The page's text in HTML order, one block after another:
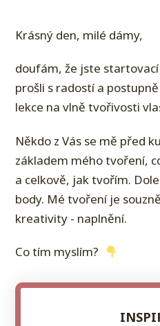
Krásný den, milé dámy,
doufám, že jste
prošli s radostí a
lekce na vlně tvořivosti
Někdo z Vás se mě před
základem mého tvoření,
a celkově, jak tvořím.
body. Mé tvoření je
kreativity - naplnění.
Co tím myslím?